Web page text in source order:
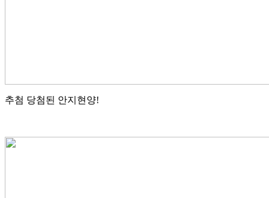
추첨 당첨된 안지현양!